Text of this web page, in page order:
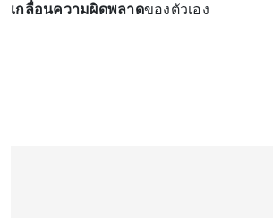
เกลื่อนความผิดพลาดของตัวเอง